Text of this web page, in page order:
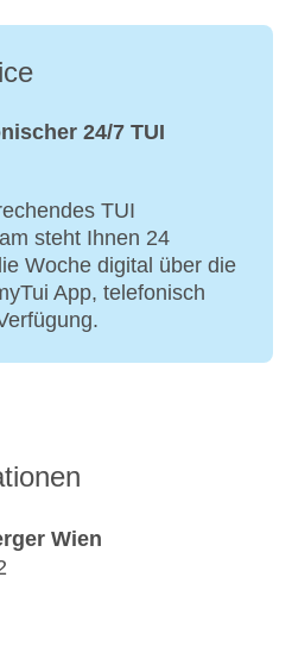
24/7 TUI
TUI
steht Ihnen 24
Woche digital über die
App, telefonisch
Wien